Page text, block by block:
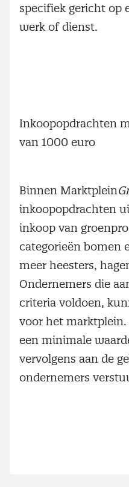
specifiek gericht op
werk of dienst.
Inkoopopdrachten
van 1000 euro
Binnen Marktplein
inkoopopdrachten
inkoop van
categorieën bomen
meer heesters,
Ondernemers die
criteria voldoen,
voor het
een minimale
vervolgens aan de
ondernemers